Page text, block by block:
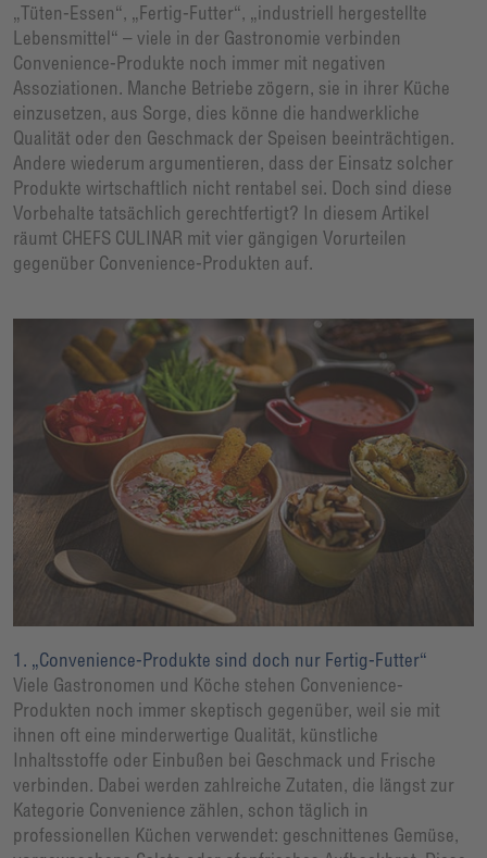
„Tüten-Essen“, „Fertig-Futter“, „industriell hergestellte
Lebensmittel“ – viele in der Gastronomie verbinden
Convenience-Produkte noch immer mit negativen
Assoziationen. Manche Betriebe zögern, sie in ihrer Küche
einzusetzen, aus Sorge, dies könne die handwerkliche
Qualität oder den Geschmack der Speisen beeinträchtigen.
Andere wiederum argumentieren, dass der Einsatz solcher
Produkte wirtschaftlich nicht rentabel sei. Doch sind diese
Vorbehalte tatsächlich gerechtfertigt? In diesem Artikel
räumt CHEFS CULINAR mit vier gängigen Vorurteilen
gegenüber Convenience-Produkten auf.
1. „Convenience-Produkte sind doch nur Fertig-Futter“
Viele Gastronomen und Köche stehen Convenience-
Produkten noch immer skeptisch gegenüber, weil sie mit
ihnen oft eine minderwertige Qualität, künstliche
Inhaltsstoffe oder Einbußen bei Geschmack und Frische
verbinden. Dabei werden zahlreiche Zutaten, die längst zur
Kategorie Convenience zählen, schon täglich in
professionellen Küchen verwendet: geschnittenes Gemüse,